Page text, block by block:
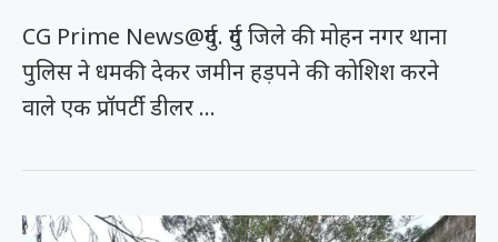
CG Prime News@दुर्ग. दुर्ग जिले की मोहन नगर थाना
पुलिस ने धमकी देकर जमीन हड़पने की कोशिश करने
वाले एक प्रॉपर्टी डीलर …